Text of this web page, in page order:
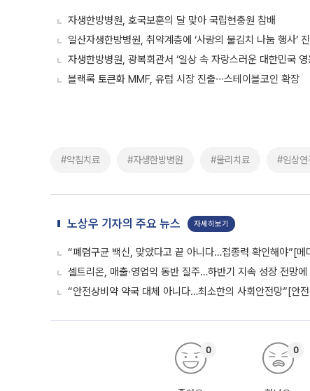
자생한방병원, 호국보훈의 달 맞아 국립현충원 참배
일산자생한방병원, 취약계층에 ‘사랑의 물김치 나눔 행사’
자생한방병원, 광복회관서 ‘일상 속 자랑스러운 대한민국 영
블랙록 토큰화 MMF, 유럽 시장 진출∙∙∙스테이블코인 확장
#약침치료 #자생한방병원 #물리치료 #임상연
노상우 기자의 주요 뉴스 자세히보기
“폐렴구균 백신, 맞았다고 끝 아니다…접종력 확인해야”[메
셀트리온, 매출·영업익 동반 질주…하반기 지속 성장 전망에
“안전상비약 약국 대체 아니다…최소한의 사회안전망”[안
0 0